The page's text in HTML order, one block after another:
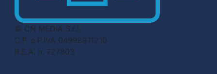
© CN MEDIA S.r.l.
C.F. e P.IVA 04998911210
R.E.A. n. 727803